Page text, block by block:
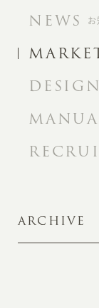
NEWS お
DESIGN
ARCHIVE